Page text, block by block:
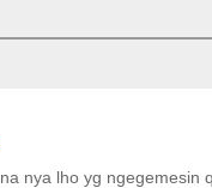
nya lho yg ngegemesin